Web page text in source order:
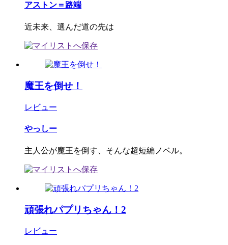
アストン＝路端
近未来、選んだ道の先は
魔王を倒せ！
レビュー
やっしー
主人公が魔王を倒す、そんな超短編ノベル。
頑張れパプリちゃん！2
レビュー